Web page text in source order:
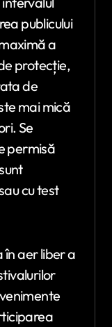
publicului
a
protecție,
de
mai mică
Se
permisă
cu test
în aer liber a